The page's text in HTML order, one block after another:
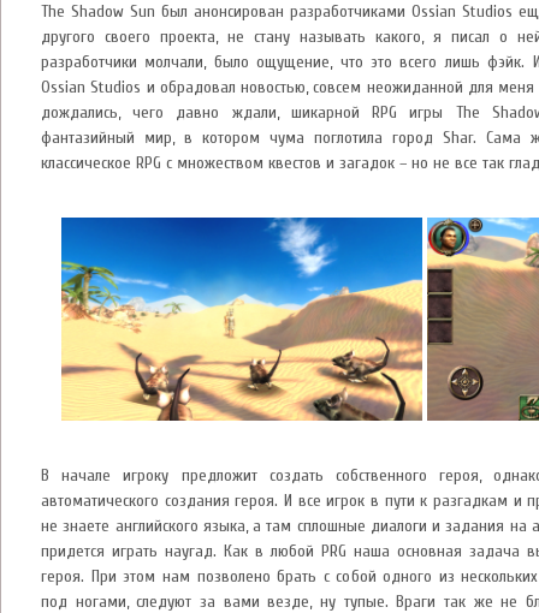
The Shadow Sun был анонсирован разработчиками Ossian Studios
другого своего проекта, не стану называть какого, я писал о
разработчики молчали, было ощущение, что это всего лишь фэйк.
Ossian Studios и обрадовал новостью, совсем неожиданной для
дождались, чего давно ждали, шикарной RPG игры The
фантазийный мир, в котором чума поглотила город Shar. Сама
классическое RPG с множеством квестов и загадок – но не все так
В начале игроку предложит создать собственного героя,
автоматического создания героя. И все игрок в пути к разгадкам и
не знаете английского языка, а там сплошные диалоги и задания на
придется играть наугад. Как в любой PRG наша основная задача
героя. При этом нам позволено брать с собой одного из
под ногами, следуют за вами везде, ну тупые. Враги так же не